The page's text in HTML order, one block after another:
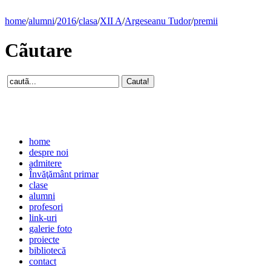
home/alumni/2016/clasa/XII A/Argeseanu Tudor/premii
Cãutare
home
despre noi
admitere
Învăţământ primar
clase
alumni
profesori
link-uri
galerie foto
proiecte
bibliotecă
contact